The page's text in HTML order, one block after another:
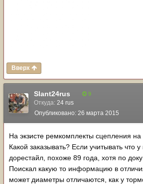
Вверх
Slant24rus 9
Откуда: 24 rus
Опубликовано: 26 марта 2015
На экзисте ремкомплекты сцепления на
Какой заказывать? Если учитывать что
дорестайл, похоже 89 года, хотя по
Поискал какую то информацию в
может диаметры отличаются, как у